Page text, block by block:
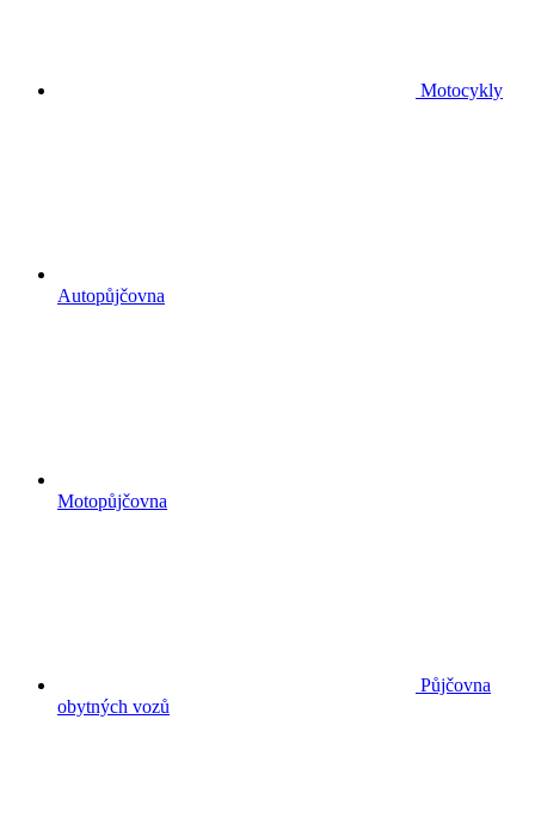
Motocykly
Autopůjčovna
Motopůjčovna
Půjčovna
obytných vozů